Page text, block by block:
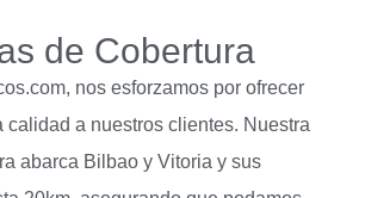
de Cobertura
nos esforzamos por ofrecer
calidad a nuestros clientes. Nuestra
abarca Bilbao y Vitoria y sus